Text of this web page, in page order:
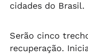
cidades do Brasil.
Serão cinco
recuperação.